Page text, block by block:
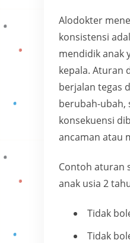
Alodokter
konsistensi
mendidik anak
kepala. Aturan
berjalan tegas
berubah-ubah,
konsekuensi
ancaman atau
Contoh aturan
anak usia 2
Tidak
Tidak